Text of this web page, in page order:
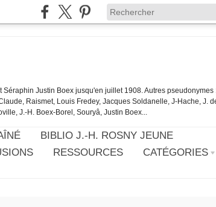
Justin Boex jusqu'en juillet 1908. Autres pseudonymes
Raismet, Louis Fredey, Jacques Soldanelle, J-Hache, J.
J.-H. Boex-Borel, Souryâ, Justin Boex...
BIBLIO J.-H. ROSNY JEUNE
RESSOURCES CATÉGORIES